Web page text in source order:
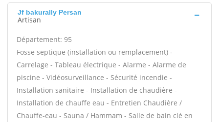
Jf bakurally Persan
Artisan
Département: 95
Fosse septique (installation ou remplacement) -
Carrelage - Tableau électrique - Alarme - Alarme de
piscine - Vidéosurveillance - Sécurité incendie -
Installation sanitaire - Installation de chaudière -
Installation de chauffe eau - Entretien Chaudière /
Chauffe-eau - Sauna / Hammam - Salle de bain clé en